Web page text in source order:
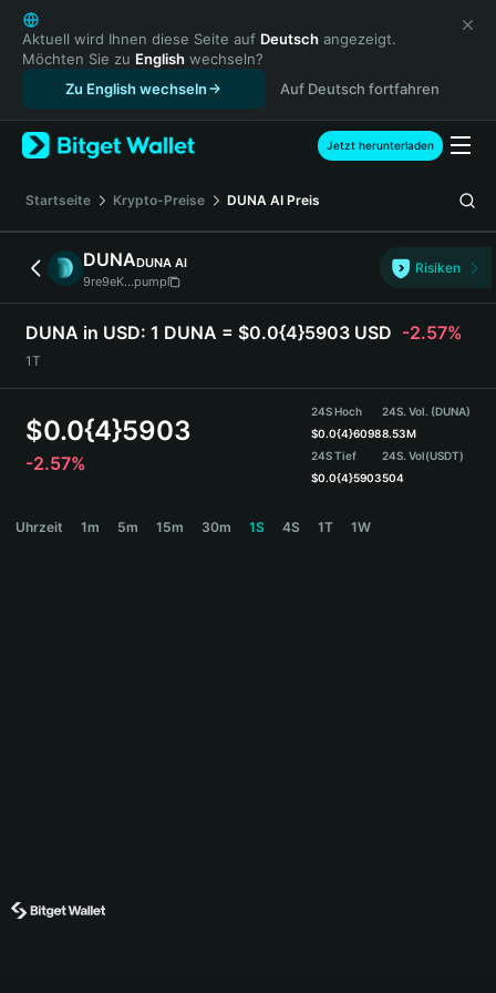
English
日本語
Tiếng Việt
Русский
Español (Latinoamérica)
Türkçe
Français
Deutsch
简体中文
繁體中文
Português (Portugal)
Bahasa Indonesia
ภาษาไทย
हिन्दी
Español
Português (Brasil)
Aktuell wird Ihnen diese Seite auf Deutsch angezeigt.
Möchten Sie zu English wechseln?
Zu English wechseln
Auf Deutsch fortfahren
Jetzt herunterladen
Startseite Krypto-Preise DUNA AI Preis
DUNADUNA AI
9re9eK...pump
Risiken
DUNA in USD: 1 DUNA = $0.0{4}5903 USD -2.57%
1T
$0.0{4}5903
-2.57%
24S Hoch
$0.0{4}6098
24S Tief
$0.0{4}5903
24S. Vol. (DUNA)
8.53M
24S. Vol(USDT)
504
Uhrzeit 1m 5m 15m 30m 1S 4S 1T 1W